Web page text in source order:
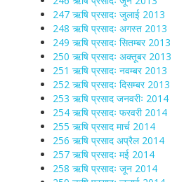
247 ऋषि प्रसादः जुलाई 2013
248 ऋषि प्रसादः अगस्त 2013
249 ऋषि प्रसादः सितम्बर 2013
250 ऋषि प्रसादः अक्तूबर 2013
251 ऋषि प्रसादः नवम्बर 2013
252 ऋषि प्रसादः दिसम्बर 2013
253 ऋषि प्रसाद जनवरीः 2014
254 ऋषि प्रसादः फरवरी 2014
255 ऋषि प्रसाद मार्च 2014
256 ऋषि प्रसाद अप्रैल 2014
257 ऋषि प्रसादः मई 2014
258 ऋषि प्रसादः जून 2014